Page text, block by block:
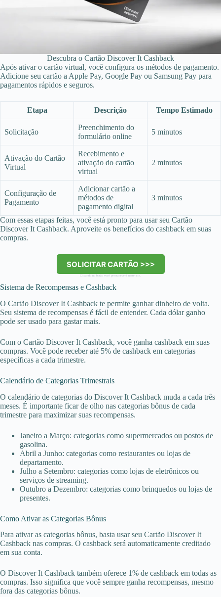
Descubra o Cartão Discover It Cashback
Após ativar o cartão virtual, você configura os métodos de pagamento.
Adicione seu cartão a Apple Pay, Google Pay ou Samsung Pay para
pagamentos rápidos e seguros.
Etapa Descrição Tempo Estimado
Solicitação
Preenchimento do
formulário online
5 minutos
Ativação do Cartão
Virtual
Recebimento e
ativação do cartão
virtual
2 minutos
Configuração de
Pagamento
Adicionar cartão a
métodos de
pagamento digital
3 minutos
Com essas etapas feitas, você está pronto para usar seu Cartão
Discover It Cashback. Aproveite os benefícios do cashback em suas
compras.
SOLICITAR CARTÃO >>>
Clicando no botão você permanecerá neste site.
Sistema de Recompensas e Cashback
O Cartão Discover It Cashback te permite ganhar dinheiro de volta.
Seu sistema de recompensas é fácil de entender. Cada dólar ganho
pode ser usado para gastar mais.
Com o Cartão Discover It Cashback, você ganha cashback em suas
compras. Você pode receber até 5% de cashback em categorias
específicas a cada trimestre.
Calendário de Categorias Trimestrais
O calendário de categorias do Discover It Cashback muda a cada três
meses. É importante ficar de olho nas categorias bônus de cada
trimestre para maximizar suas recompensas.
Janeiro a Março: categorias como supermercados ou postos de
gasolina.
Abril a Junho: categorias como restaurantes ou lojas de
departamento.
Julho a Setembro: categorias como lojas de eletrônicos ou
serviços de streaming.
Outubro a Dezembro: categorias como brinquedos ou lojas de
presentes.
Como Ativar as Categorias Bônus
Para ativar as categorias bônus, basta usar seu Cartão Discover It
Cashback nas compras. O cashback será automaticamente creditado
em sua conta.
O Discover It Cashback também oferece 1% de cashback em todas as
compras. Isso significa que você sempre ganha recompensas, mesmo
fora das categorias bônus.